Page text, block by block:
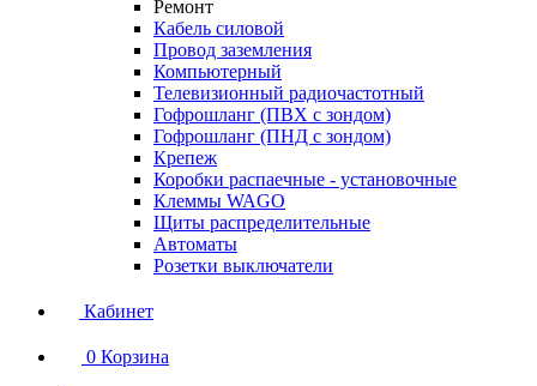
Ремонт
Кабель силовой
Провод заземления
Компьютерный
Телевизионный радиочастотный
Гофрошланг (ПВХ с зондом)
Гофрошланг (ПНД с зондом)
Крепеж
Коробки распаечные - установочные
Клеммы WAGO
Щиты распределительные
Автоматы
Розетки выключатели
Кабинет
0 Корзина